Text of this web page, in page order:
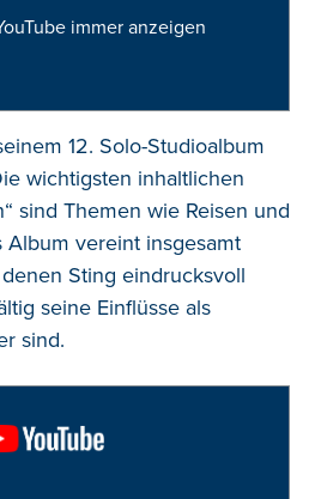
immer anzeigen
12. Solo-Studioalbum
wichtigsten inhaltlichen
sind Themen wie Reisen und
Album vereint insgesamt
Sting eindrucksvoll
seine Einflüsse als
sind.